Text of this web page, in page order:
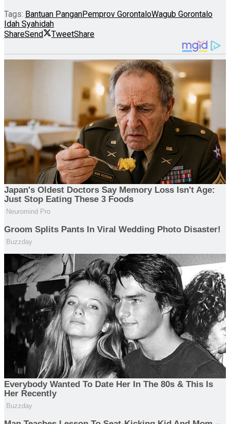
Tags: Bantuan PanganPemprov GorontaloWagub Gorontalo
Idah Syahidah
ShareSend TweetShare